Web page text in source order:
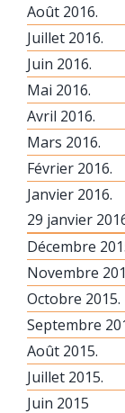
Août 2016.
Juillet 2016.
Juin 2016.
Mai 2016.
Avril 2016.
Mars 2016.
Février 2016.
Janvier 2016.
29 janvier
Décembre
Novembre
Octobre 2015.
Septembre
Août 2015.
Juillet 2015.
Juin 2015